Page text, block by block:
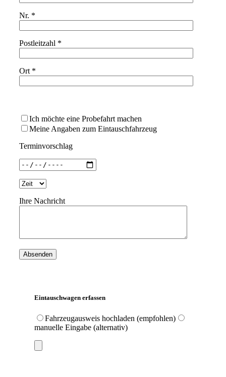
Nr. *
Postleitzahl *
Ort *
lasse
dieses
leer.
Ich möchte eine Probefahrt machen
Meine Angaben zum Eintauschfahrzeug
Terminvorschlag
Ihre Nachricht
Eintauschwagen erfassen
Fahrzeugausweis hochladen (empfohlen)
manuelle Eingabe (alternativ)